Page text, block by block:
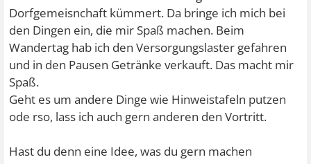
Dorfgemeisnchaft kümmert. Da bringe ich mich bei
den Dingen ein, die mir Spaß machen. Beim
Wandertag hab ich den Versorgungslaster gefahren
und in den Pausen Getränke verkauft. Das macht mir
Spaß.
Geht es um andere Dinge wie Hinweistafeln putzen
ode rso, lass ich auch gern anderen den Vortritt.
Hast du denn eine Idee, was du gern machen